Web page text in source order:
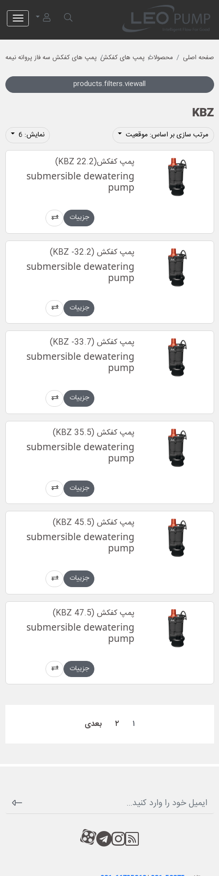
صفحه اصلی محصولات پمپ های کفکش پمپ های کفکش سه فاز پروانه نیمه
products.filters.viewall
KBZ
مرتب سازی بر اساس: موقعیت نمایش: 6
پمپ کفکش(KBZ 22.2)
submersible dewatering
pump
جزییات
پمپ کفکش (KBZ -32.2)
submersible dewatering
pump
جزییات
پمپ کفکش (KBZ -33.7)
submersible dewatering
pump
جزییات
پمپ کفکش (KBZ 35.5)
submersible dewatering
pump
جزییات
پمپ کفکش (KBZ 45.5)
submersible dewatering
pump
جزییات
پمپ کفکش (KBZ 47.5)
submersible dewatering
pump
جزییات
۱ ۲ بعدی
RSS
کانال آپارات
کانال تلگرام
کانال آپارات